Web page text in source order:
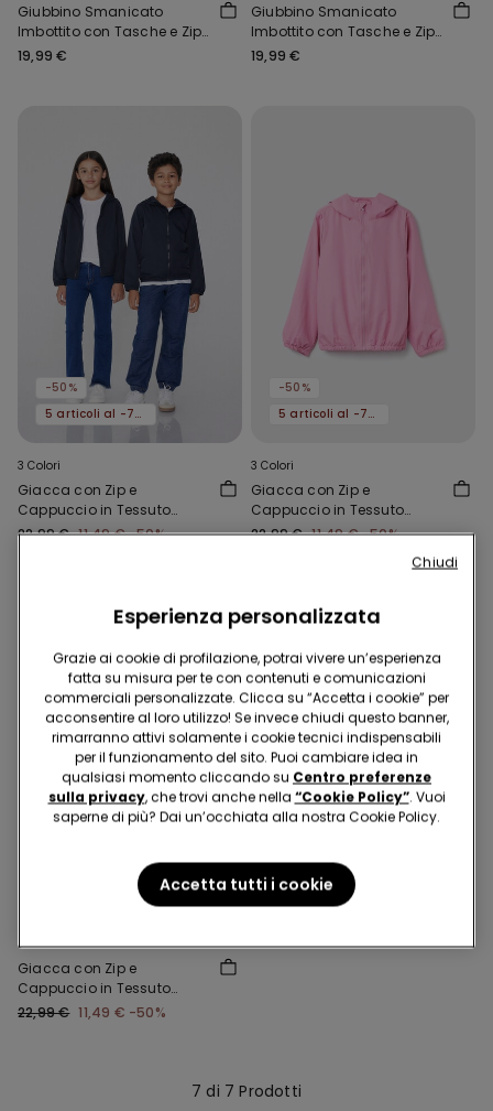
Giubbino Smanicato
Imbottito con Tasche e Zip
Bimbi Unisex
19,99 €
Giubbino Smanicato
Imbottito con Tasche e Zip
Bimbi Unisex
19,99 €
-50%
5 articoli al -70%
3 Colori
Giacca con Zip e
Cappuccio in Tessuto
Tecnico Bimbi Unisex
22,99 € 11,49 €-50%
-50%
5 articoli al -70%
3 Colori
Giacca con Zip e
Cappuccio in Tessuto
Tecnico Bimbi Unisex
22,99 € 11,49 €-50%
5 articoli al -70%
3 Colori
Giacca con Zip e
Cappuccio in Tessuto
Tecnico Bimbi Unisex
22,99 € 11,49 € -50%
7 di 7 Prodotti
Esperienza personalizzata
Grazie ai cookie di profilazione, potrai vivere un’esperienza
fatta su misura per te con contenuti e comunicazioni
commerciali personalizzate. Clicca su “Accetta i cookie” per
acconsentire al loro utilizzo! Se invece chiudi questo banner,
rimarranno attivi solamente i cookie tecnici indispensabili
per il funzionamento del sito. Puoi cambiare idea in
qualsiasi momento cliccando su Centro preferenze
sulla privacy, che trovi anche nella “Cookie Policy”. Vuoi
saperne di più? Dai un’occhiata alla nostra Cookie Policy.
Accetta tutti i cookie
Chiudi